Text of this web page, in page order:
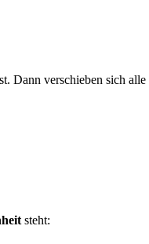
Dann verschieben sich alle
steht: